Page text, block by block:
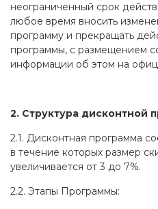
неограниченный срок
любое время вносить
программу и прекращать
программы, с размещением
информации об этом на
2. Структура дисконтной
2.1. Дисконтная программа
в течение которых размер
увеличивается от 3 до 7%.
2.2. Этапы Программы: